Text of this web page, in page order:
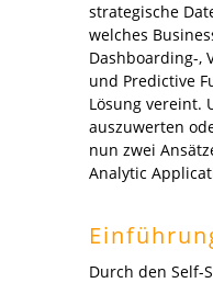
strategische
welches
Dashboarding-,
und Predictive
Lösung vereint.
auszuwerten
nun zwei
Analytic
Durch den Self-